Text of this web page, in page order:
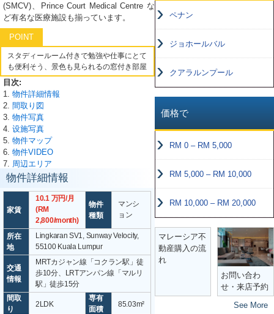
ペナン
ジョホールバル
クアラルンプール
価格で
RM 0 – RM 5,000
RM 5,000 – RM 10,000
RM 10,000 – RM 20,000
マレーシア不
動産購入の流
れ
お問い合わ
せ・来店予約
See More
(SMCV)、Prince Court Medical Centre な
ど有名な医療施設も揃っています。
POINT
スタディールーム付きで勉強や仕事にとて
も便利そう、景色も見られるの窓付き部屋
目次:
1. 物件詳細情報
2. 間取り図
3. 物件写真
4. 设施写真
5. 物件マップ
6. 物件VIDEO
7. 周辺エリア
物件詳細情報
家賃
10.1 万円/月
(RM
2,800/month)
物件
種類
マンシ
ョン
所在
地
Lingkaran SV1, Sunway Velocity,
55100 Kuala Lumpur
交通
情報
MRTカジャン線「コクラン駅」徒
歩10分、LRTアンパン線「マルリ
駅」徒歩15分
間取
り
2LDK
専有
面積
85.03m²